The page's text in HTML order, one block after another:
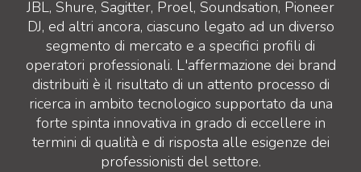
JBL, Shure, Sagitter, Proel, Soundsation, Pioneer
DJ, ed altri ancora, ciascuno legato ad un diverso
segmento di mercato e a specifici profili di
operatori professionali. L'affermazione dei brand
distribuiti è il risultato di un attento processo di
ricerca in ambito tecnologico supportato da una
forte spinta innovativa in grado di eccellere in
termini di qualità e di risposta alle esigenze dei
professionisti del settore.